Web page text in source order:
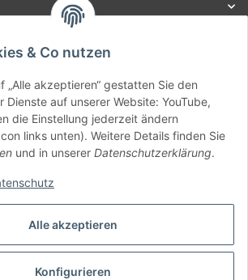
Alle akzeptieren
Konfigurieren
& Co nutzen
„Alle akzeptieren“ gestatten Sie den
Dienste auf unserer Website: YouTube,
die Einstellung jederzeit ändern
links unten). Weitere Details finden Sie
und in unserer Datenschutzerklärung.
Vertrag widerrufen
© voltmaster.de
Powered byJTL-Shop